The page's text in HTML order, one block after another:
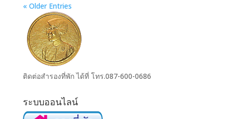
« Older Entries
ติดต่อสำรองที่พัก ได้ที่ โทร.087-600-0686
ระบบออนไลน์